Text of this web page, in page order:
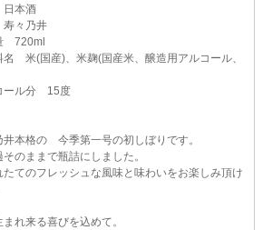
本酒
々乃井
720ml
名 米(国産)、米麹(国産米、醸造用アルコール、
ール分 15度
井本格の 今季第一号の初しぼりです。
そのままで瓶詰にしました。
たてのフレッシュな風味と味わいをお楽しみ頂け
れ来る喜びを込めて。